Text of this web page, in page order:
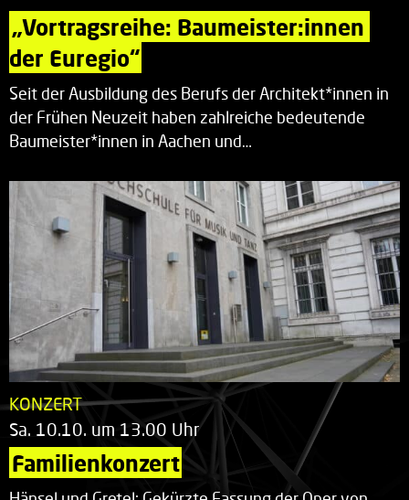
„Vortragsreihe: Baumeister:innen
der Euregio“
Seit der Ausbildung des Berufs der Architekt*innen in
der Frühen Neuzeit haben zahlreiche bedeutende
Baumeister*innen in Aachen und…
KONZERT
Sa. 10.10. um 13.00 Uhr
Familienkonzert